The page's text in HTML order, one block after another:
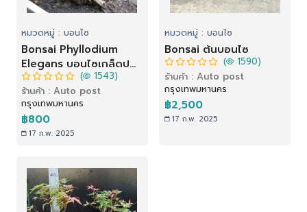
หมวดหมู่ : บอนไซ
Bonsai Phyllodium
Elegans บอนไซเกล็ดปลา
หมอ
( 1543)
ร้านค้า : Auto post
กรุงเทพมหานคร
฿800
17 ก.พ. 2025
หมวดหมู่ : บอนไซ
Bonsai ต้นบอนไซ
( 1590)
ร้านค้า : Auto post
กรุงเทพมหานคร
฿2,500
17 ก.พ. 2025